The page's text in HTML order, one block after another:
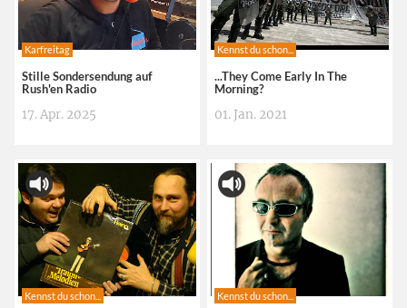
Karfreitag
Stille Sondersendung auf
Rush'en Radio
17. Apr. 2025
Kennst du schon...
...They Come Early In The
Morning?
01. Jan. 2021
Kennst du schon... Kennst du schon...